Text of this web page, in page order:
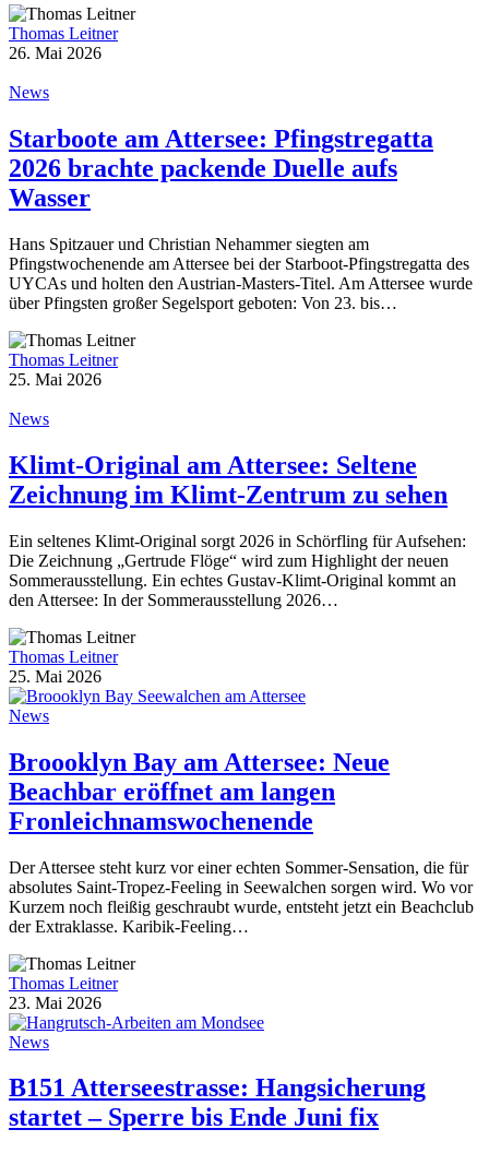
Thomas Leitner
26. Mai 2026
News
Starboote am Attersee: Pfingstregatta
2026 brachte packende Duelle aufs
Wasser
Hans Spitzauer und Christian Nehammer siegten am
Pfingstwochenende am Attersee bei der Starboot-Pfingstregatta des
UYCAs und holten den Austrian-Masters-Titel. Am Attersee wurde
über Pfingsten großer Segelsport geboten: Von 23. bis…
Thomas Leitner
25. Mai 2026
News
Klimt-Original am Attersee: Seltene
Zeichnung im Klimt-Zentrum zu sehen
Ein seltenes Klimt-Original sorgt 2026 in Schörfling für Aufsehen:
Die Zeichnung „Gertrude Flöge“ wird zum Highlight der neuen
Sommerausstellung. Ein echtes Gustav-Klimt-Original kommt an
den Attersee: In der Sommerausstellung 2026…
Thomas Leitner
25. Mai 2026
News
Broooklyn Bay am Attersee: Neue
Beachbar eröffnet am langen
Fronleichnamswochenende
Der Attersee steht kurz vor einer echten Sommer-Sensation, die für
absolutes Saint-Tropez-Feeling in Seewalchen sorgen wird. Wo vor
Kurzem noch fleißig geschraubt wurde, entsteht jetzt ein Beachclub
der Extraklasse. Karibik-Feeling…
Thomas Leitner
23. Mai 2026
News
B151 Atterseestrasse: Hangsicherung
startet – Sperre bis Ende Juni fix